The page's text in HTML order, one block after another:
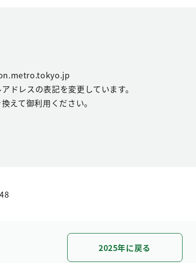
ドレスの表記を変更しています。
えて御利用ください。
2025年に戻る